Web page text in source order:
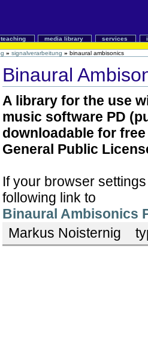
teaching media library services
» signalverarbeitung » binaural ambisonics
Binaural
A library for the use
music software PD
downloadable for
General Public
If your browser
following link to
Binaural Ambisonics
Markus Noisternig